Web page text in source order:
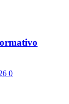
0